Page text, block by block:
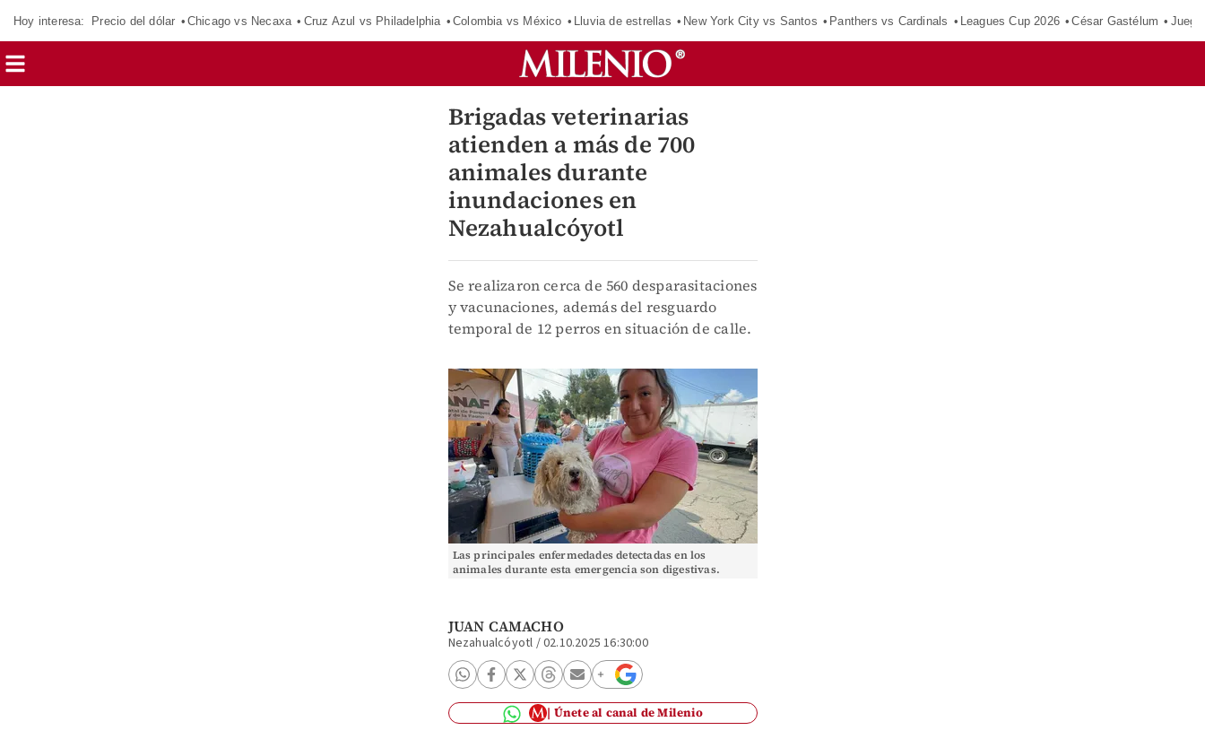
Hoy interesa: Precio del dólar Chicago vs Necaxa Cruz Azul vs Philadelphia Colombia vs México Lluvia de estrellas New York City vs Santos Panthers vs Cardinals Leagues Cup 2026 César Gastélum
Brigadas veterinarias
atienden a más de 700
animales durante
inundaciones en
Nezahualcóyotl
Se realizaron cerca de 560 desparasitaciones
y vacunaciones, además del resguardo
temporal de 12 perros en situación de calle.
Las principales enfermedades detectadas en los
animales durante esta emergencia son digestivas.
JUAN CAMACHO
Nezahualcóyotl /02.10.2025 16:30:00
Únete al canal de Milenio